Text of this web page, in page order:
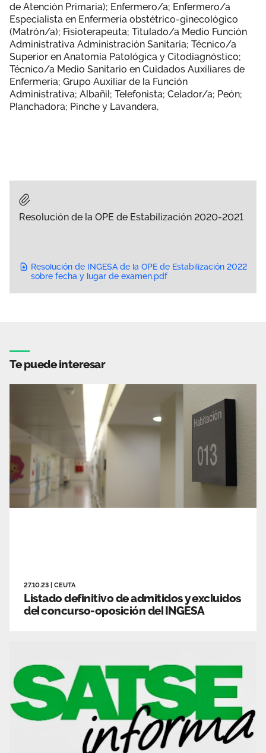
de Atención Primaria); Enfermero/a; Enfermero/a
Especialista en Enfermería obstétrico-ginecológico
(Matrón/a); Fisioterapeuta; Titulado/a Medio Función
Administrativa Administración Sanitaria; Técnico/a
Superior en Anatomía Patológica y Citodiagnóstico;
Técnico/a Medio Sanitario en Cuidados Auxiliares de
Enfermería; Grupo Auxiliar de la Función
Administrativa; Albañil; Telefonista; Celador/a; Peón;
Planchadora; Pinche y Lavandera,
Resolución de la OPE de Estabilización 2020-2021
Resolución de INGESA de la OPE de Estabilización 2022
sobre fecha y lugar de examen.pdf
Te puede interesar
27.10.23 CEUTA
Listado definitivo de admitidos y excluidos
del concurso-oposición del INGESA